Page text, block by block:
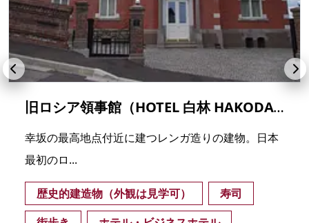
旧ロシア領事館（HOTEL 白林 HAKODATE）
幸坂の最高地点付近に建つレンガ造りの建物。日本
最初のロ...
歴史的建造物（外観は見学可）
寿司